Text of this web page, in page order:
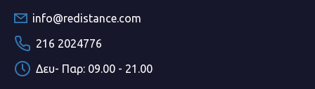
info@redistance.com
216 2024776
Δευ- Παρ: 09.00 - 21.00